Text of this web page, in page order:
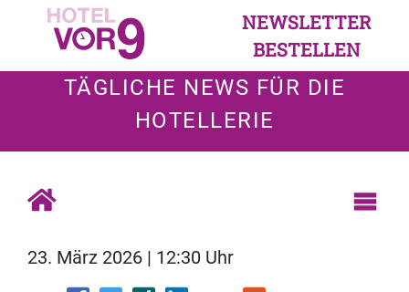
NEWSLETTER
BESTELLEN
TÄGLICHE NEWS FÜR DIE
HOTELLERIE
23. März 2026 | 12:30 Uhr